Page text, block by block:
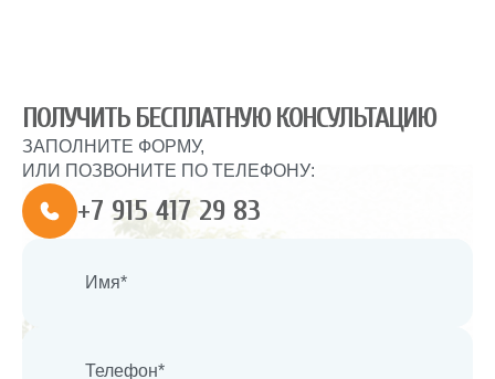
ПОЛУЧИТЬ БЕСПЛАТНУЮ КОНСУЛЬТАЦИЮ
ЗАПОЛНИТЕ ФОРМУ,
ИЛИ ПОЗВОНИТЕ ПО ТЕЛЕФОНУ:
+7 915 417 29 83